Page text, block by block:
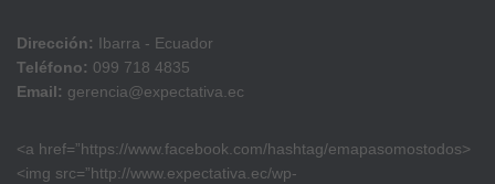
Dirección: Ibarra - Ecuador
Teléfono: 099 718 4835
Email: gerencia@expectativa.ec
<a href=”https://www.facebook.com/hashtag/emapasomostodos>
<img src=”http://www.expectativa.ec/wp-